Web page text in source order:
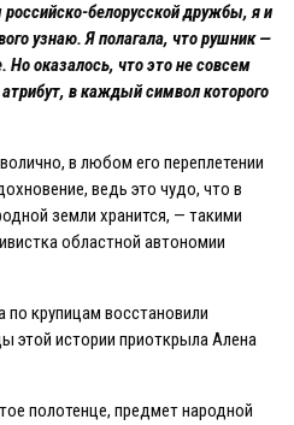
белорусской дружбы, я и
узнаю. Я полагала, что рушник —
Но оказалось, что это не совсем
в каждый символ которого
в любом его переплетении
ведь это чудо, что в
земли хранится, — такими
областной автономии
крупицам восстановили
этой истории приоткрыла Алена
полотенце, предмет народной